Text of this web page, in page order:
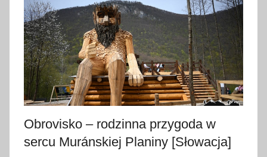
p
n
i
a
2
0
2
Obrovisko – rodzinna przygoda w
sercu Muránskiej Planiny [Słowacja]